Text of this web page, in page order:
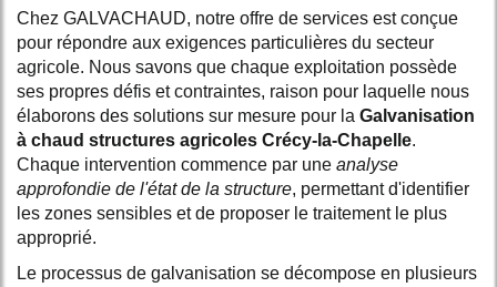
Chez GALVACHAUD, notre offre de services est conçue
pour répondre aux exigences particulières du secteur
agricole. Nous savons que chaque exploitation possède
ses propres défis et contraintes, raison pour laquelle nous
élaborons des solutions sur mesure pour la Galvanisation
à chaud structures agricoles Crécy-la-Chapelle.
Chaque intervention commence par une analyse
approfondie de l'état de la structure, permettant d'identifier
les zones sensibles et de proposer le traitement le plus
approprié.
Le processus de galvanisation se décompose en plusieurs